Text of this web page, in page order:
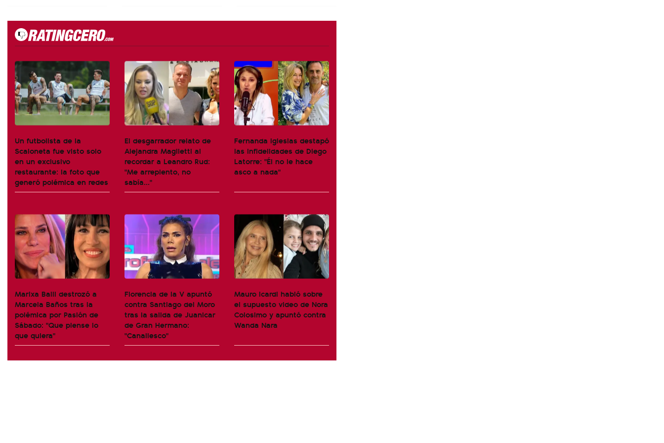
Un futbolista de la
Scaloneta fue visto solo
en un exclusivo
restaurante: la foto que
generó polémica en redes
El desgarrador relato de
Alejandra Maglietti al
recordar a Leandro Rud:
"Me arrepiento, no
sabía..."
Fernanda Iglesias destapó
las infidelidades de Diego
Latorre: "Él no le hace
asco a nada"
Marixa Balli destrozó a
Marcela Baños tras la
polémica por Pasión de
Sábado: "Que piense lo
que quiera"
Florencia de la V apuntó
contra Santiago del Moro
tras la salida de Juanicar
de Gran Hermano:
"Canallesco"
Mauro Icardi habló sobre
el supuesto video de Nora
Colosimo y apuntó contra
Wanda Nara